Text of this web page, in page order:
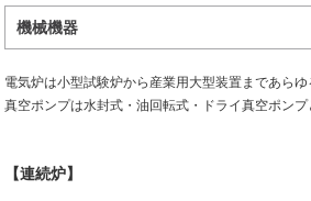
機械機器
電気炉は小型試験炉から産業用大型装置まであらゆ
真空ポンプは水封式・油回転式・ドライ真空ポンプ
【連続炉】